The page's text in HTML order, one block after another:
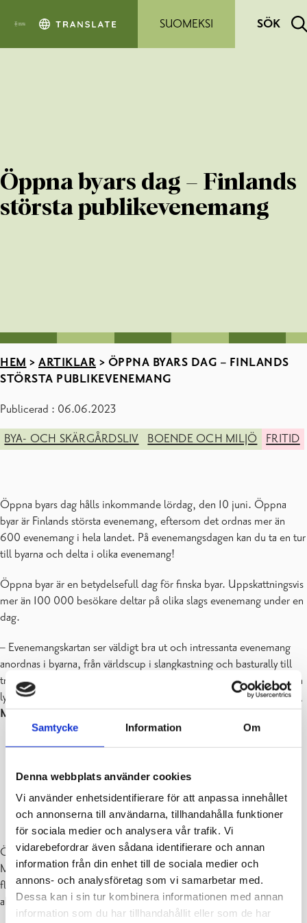
Samtycke Information Om
Denna webbplats använder cookies
Vi använder enhetsidentifierare för att anpassa innehållet
och annonserna till användarna, tillhandahålla funktioner
för sociala medier och analysera vår trafik. Vi
vidarebefordrar även sådana identifierare och annan
information från din enhet till de sociala medier och
annons- och analysföretag som vi samarbetar med.
Dessa kan i sin tur kombinera informationen med annan
information som du har tillhandahållit eller som de har
SUOMEKSI
SÖK
Öppna byars dag – Finlands
största publikevenemang
HEM > ARTIKLAR > ÖPPNA BYARS DAG – FINLANDS
STÖRSTA PUBLIKEVENEMANG
Publicerad : 06.06.2023
BYA- OCH SKÄRGÅRDSLIV BOENDE OCH MILJÖ FRITID
Öppna byars dag hålls inkommande lördag, den 10 juni. Öppna
byar är Finlands största evenemang, eftersom det ordnas mer än
600 evenemang i hela landet. På evenemangsdagen kan du ta en tur
till byarna och delta i olika evenemang!
Öppna byar är en betydelsefull dag för finska byar. Uppskattningsvis
mer än 100 000 besökare deltar på olika slags evenemang under en
dag.
– Evenemangskartan ser väldigt bra ut och intressanta evenemang
anordnas i byarna, från världscup i slangkastning och basturally till
trailrunning. Helgens väder ser också bra ut, så det bjuds igen på en
lyckad evenemangsdag, säger evenemangets nationella koordinator,
Marianne LiiteläfrånSuomen Kylät ry.
Öppna byars dag arrangeras redan för nionde gången i hela landet.
Målet med dagen är att öka byturismen, ge stadsbor en gnista att
flytta ut på landsbygden och lyfta fram byarnas mångsidiga
aktiviteter.